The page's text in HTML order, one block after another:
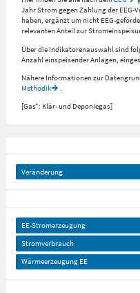
Jahr Strom gegen Zahlung der
haben, ergänzt um nicht EEG-
relevanten Anteil zur
Über die Indikatorenauswahl sind
Anzahl einspeisender Anlagen,
Nähere Informationen zur
Methodik
.
[Gas*: Klär- und Deponiegas]
Veränderung
EE-Stromerzeugung
Stromverbrauch
Wärmeerzeugung EE